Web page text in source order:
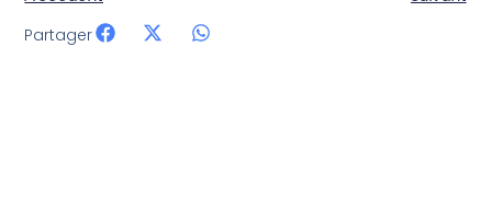
Partager